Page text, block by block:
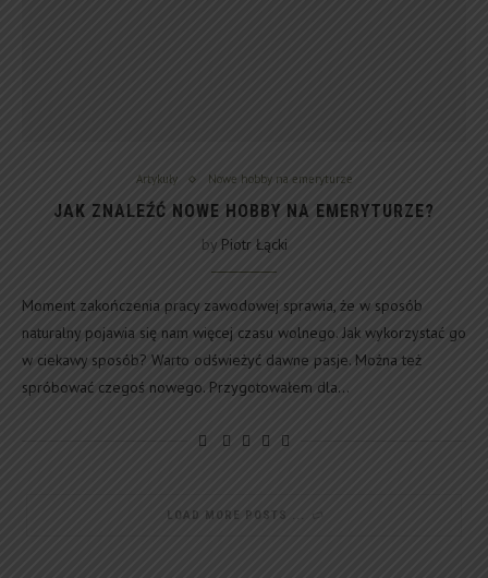
Artykuły Nowe hobby na emeryturze
JAK ZNALEŹĆ NOWE HOBBY NA EMERYTURZE?
by Piotr Łącki
Moment zakończenia pracy zawodowej sprawia, że w sposób
naturalny pojawia się nam więcej czasu wolnego. Jak wykorzystać go
w ciekawy sposób? Warto odświeżyć dawne pasje. Można też
spróbować czegoś nowego. Przygotowałem dla…
LOAD MORE POSTS